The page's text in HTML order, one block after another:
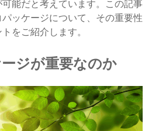
能だと考えています。この記事
ッケージについて、その重要性
をご紹介します。
ジが重要なのか